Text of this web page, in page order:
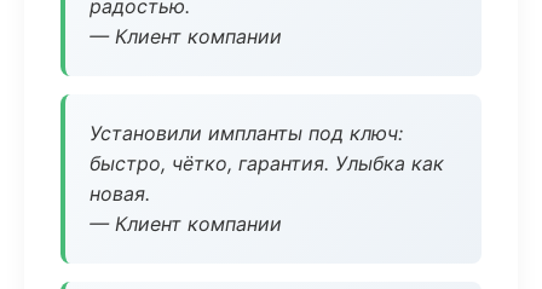
радостью.
— Клиент компании
Установили импланты под ключ:
быстро, чётко, гарантия. Улыбка как
новая.
— Клиент компании